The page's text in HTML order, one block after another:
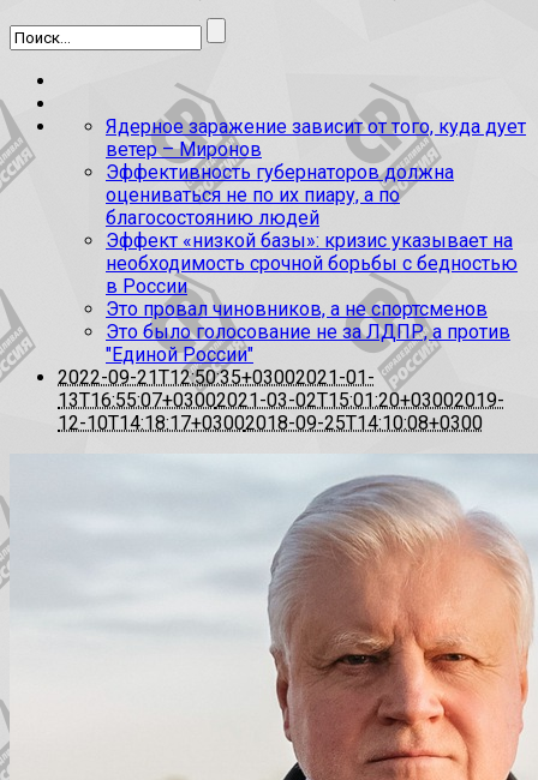
Ядерное заражение зависит от того, куда дует
ветер – Миронов
Эффективность губернаторов должна
оцениваться не по их пиару, а по
благосостоянию людей
Эффект «низкой базы»: кризис указывает на
необходимость срочной борьбы с бедностью
в России
Это провал чиновников, а не спортсменов
Это было голосование не за ЛДПР, а против
"Единой России"
2022-09-21T12:50:35+03002021-01-
13T16:55:07+03002021-03-02T15:01:20+03002019-
12-10T14:18:17+03002018-09-25T14:10:08+0300